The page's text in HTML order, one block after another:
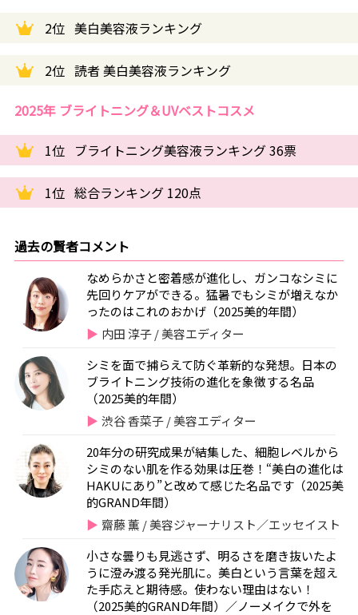
2位 美白美容液ランキング
2位 読者 美白美容液ランキング
2025年 ブライトニング＆UVベストコスメ
1位 ブライトニング美容液ランキング 36票
1位 総合ランキング 120点
過去の賢者コメント
なめらかさと密着感が進化し、ガンコなシミに
先回りケアができる。猛暑でもシミが増えなか
ったのはこれのおかげ（2025美的年間）
内田 淳子 / 美容エディター
シミを面で捕らえて防ぐ革新的な発想。日本の
ブライトニング技術の進化を象徴する名品
（2025美的年間）
渋谷 香菜子 / 美容エディター
20年分の研究成果が結集した、細胞レベルから
シミのない肌を作る効果は圧巻！“美白の進化は
HAKUにあり”と改めて感じた名品です（2025美
的GRAND年間）
齋藤 薫 / 美容ジャーナリスト／エッセイスト
小さな曇りも見逃さず、明るさを磨き抜いたよ
うに澄み渡る発光肌に。美白という言葉を超え
た手応えと期待感。使わない理由はない！
（2025美的GRAND年間）／ノーメイクで外を